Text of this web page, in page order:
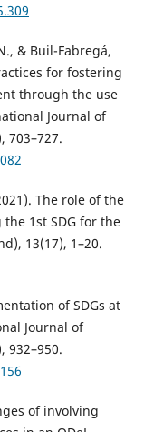
& Buil-Fabregá,
for fostering
through the use
Journal of
703–727.
The role of the
1st SDG for the
13(17), 1–20.
of SDGs at
Journal of
932–950.
of involving